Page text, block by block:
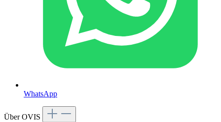
WhatsApp
Über OVIS